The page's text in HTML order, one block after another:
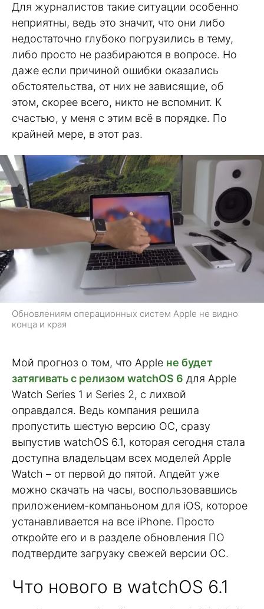
Для журналистов такие ситуации особенно
неприятны, ведь это значит, что они либо
недостаточно глубоко погрузились в тему,
либо просто не разбираются в вопросе. Но
даже если причиной ошибки оказались
обстоятельства, от них не зависящие, об
этом, скорее всего, никто не вспомнит. К
счастью, у меня с этим всё в порядке. По
крайней мере, в этот раз.
Обновлениям операционных систем Apple не видно
конца и края
Мой прогноз о том, что Apple не будет
затягивать с релизом watchOS 6 для Apple
Watch Series 1 и Series 2, с лихвой
оправдался. Ведь компания решила
пропустить шестую версию ОС, сразу
выпустив watchOS 6.1, которая сегодня стала
доступна владельцам всех моделей Apple
Watch – от первой до пятой. Апдейт уже
можно скачать на часы, воспользовавшись
приложением-компаньоном для iOS, которое
устанавливается на все iPhone. Просто
откройте его и в разделе обновления ПО
подтвердите загрузку свежей версии ОС.
Что нового в watchOS 6.1